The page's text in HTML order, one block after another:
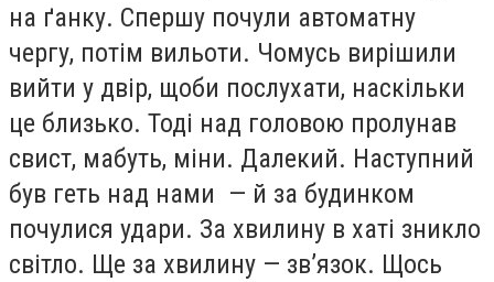
на ґанку. Спершу почули автоматну
чергу, потім вильоти. Чомусь вирішили
вийти у двір, щоби послухати, наскільки
це близько. Тоді над головою пролунав
свист, мабуть, міни. Далекий. Наступний
був геть над нами — й за будинком
почулися удари. За хвилину в хаті зникло
світло. Ще за хвилину — зв’язок. Щось